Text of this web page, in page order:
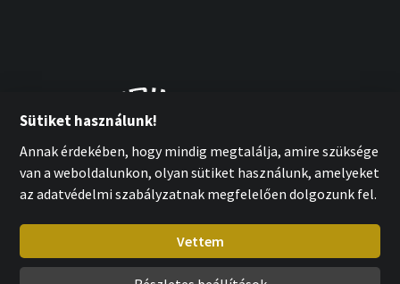
Sütiket használunk!
Annak érdekében, hogy mindig megtalálja, amire szüksége
van a weboldalunkon, olyan sütiket használunk, amelyeket
az adatvédelmi szabályzatnak megfelelően dolgozunk fel.
Vettem